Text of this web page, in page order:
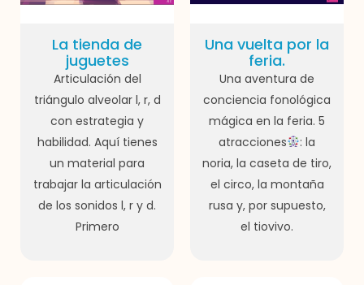
La tienda de
juguetes
Articulación del
triángulo alveolar l, r, d
con estrategia y
habilidad. Aquí tienes
un material para
trabajar la articulación
de los sonidos l, r y d.
Primero
Una vuelta por la
feria.
Una aventura de
conciencia fonológica
mágica en la feria. 5
atracciones
: la
noria, la caseta de tiro,
el circo, la montaña
rusa y, por supuesto,
el tiovivo.